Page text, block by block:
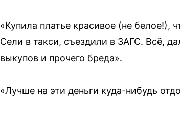
«Купила платье красивое (не белое!),
Сели в такси, съездили в ЗАГС. Всё,
выкупов и прочего бреда».
«Лучше на эти деньги куда-нибудь